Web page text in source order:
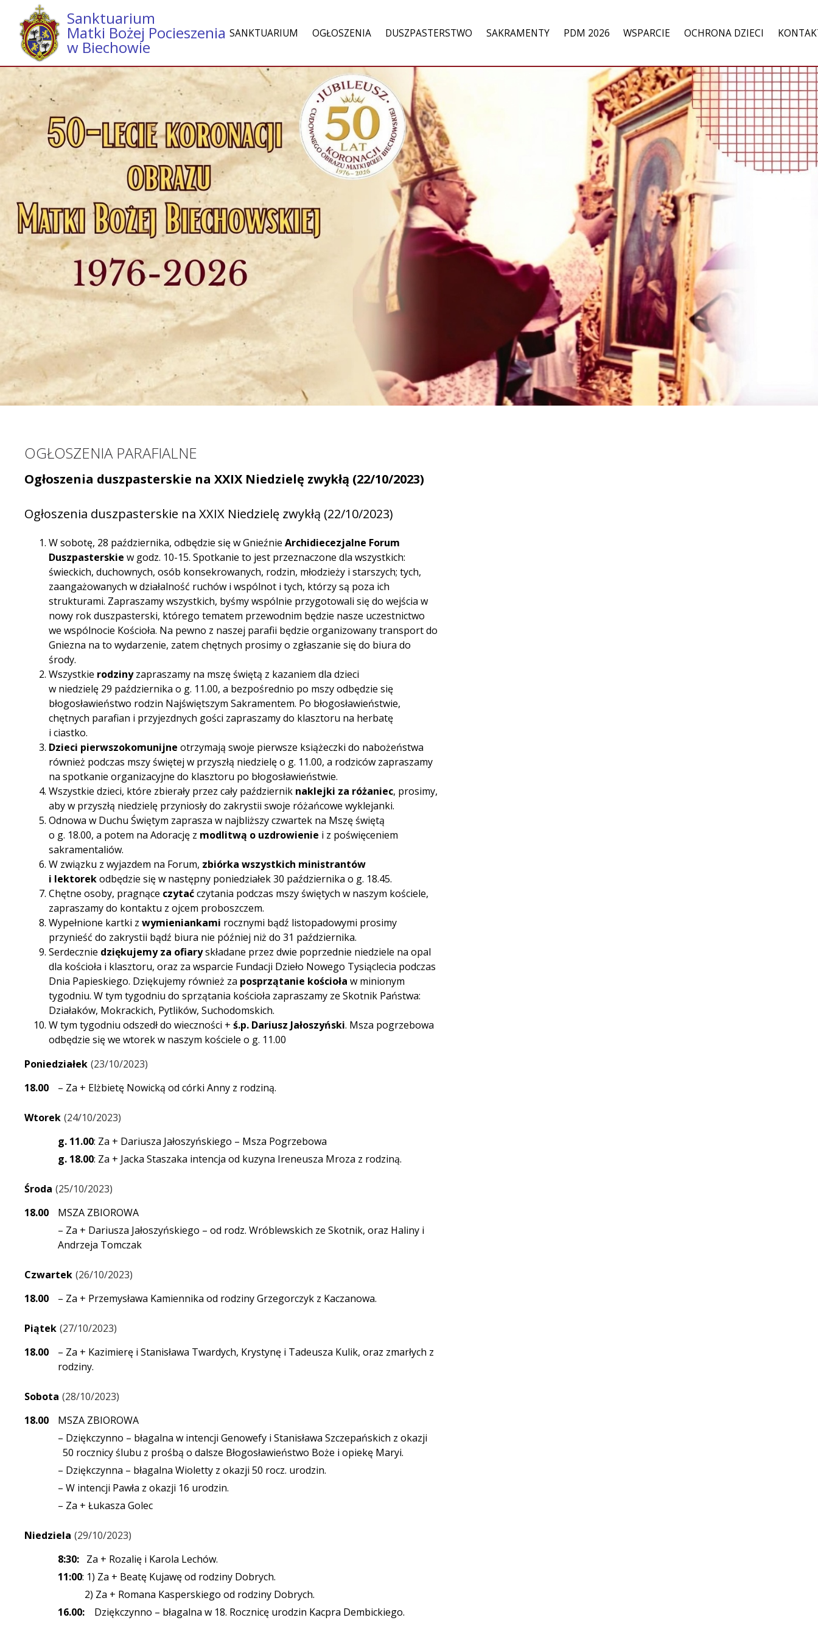
Sanktuarium
Matki Bożej Pocieszenia
w Biechowie
SANKTUARIUM OGŁOSZENIA DUSZPASTERSTWO SAKRAMENTY PDM 2026 WSPARCIE OCHRONA DZIECI
OGŁOSZENIA PARAFIALNE
Ogłoszenia duszpasterskie na XXIX Niedzielę zwykłą (22/10/2023)
Ogłoszenia duszpasterskie na XXIX Niedzielę zwykłą (22/10/2023)
W sobotę, 28 października, odbędzie się w Gnieźnie Archidiecezjalne Forum
Duszpasterskie w godz. 10-15. Spotkanie to jest przeznaczone dla wszystkich:
świeckich, duchownych, osób konsekrowanych, rodzin, młodzieży i starszych; tych,
zaangażowanych w działalność ruchów i wspólnot i tych, którzy są poza ich
strukturami. Zapraszamy wszystkich, byśmy wspólnie przygotowali się do wejścia w
nowy rok duszpasterski, którego tematem przewodnim będzie nasze uczestnictwo
we wspólnocie Kościoła. Na pewno z naszej parafii będzie organizowany transport do
Gniezna na to wydarzenie, zatem chętnych prosimy o zgłaszanie się do biura do
środy.
Wszystkie rodzinyzapraszamy na mszę świętą z kazaniem dla dzieci
w niedzielę 29 października o g. 11.00, a bezpośrednio po mszy odbędzie się
błogosławieństwo rodzin Najświętszym Sakramentem. Po błogosławieństwie,
chętnych parafian i przyjezdnych gości zapraszamy do klasztoru na herbatę
i ciastko.
Dzieci pierwszokomunijne otrzymają swoje pierwsze książeczki do nabożeństwa
również podczas mszy świętej w przyszłą niedzielę o g. 11.00, a rodziców zapraszamy
na spotkanie organizacyjne do klasztoru po błogosławieństwie.
Wszystkie dzieci, które zbierały przez cały październik naklejki za różaniec, prosimy,
aby w przyszłą niedzielę przyniosły do zakrystii swoje różańcowe wyklejanki.
Odnowa w Duchu Świętym zaprasza w najbliższy czwartek na Mszę świętą
o g. 18.00, a potem na Adorację z modlitwą o uzdrowienie i z poświęceniem
sakramentaliów.
W związku z wyjazdem na Forum, zbiórka wszystkich ministrantów
i lektorekodbędzie się w następny poniedziałek 30 października o g. 18.45.
Chętne osoby, pragnące czytaćczytania podczas mszy świętych w naszym kościele,
zapraszamy do kontaktu z ojcem proboszczem.
Wypełnione kartki z wymieniankami rocznymi bądź listopadowymi prosimy
przynieść do zakrystii bądź biura nie później niż do 31 października.
Serdecznie dziękujemy za ofiaryskładane przez dwie poprzednie niedziele na opal
dla kościoła i klasztoru, oraz za wsparcie Fundacji Dzieło Nowego Tysiąclecia podczas
Dnia Papieskiego. Dziękujemy również za posprzątanie kościoła w minionym
tygodniu. W tym tygodniu do sprzątania kościoła zapraszamy ze Skotnik Państwa:
Działaków, Mokrackich, Pytlików, Suchodomskich.
W tym tygodniu odszedł do wieczności + ś.p. Dariusz Jałoszyński. Msza pogrzebowa
odbędzie się we wtorek w naszym kościele o g. 11.00
Poniedziałek 23/10/2023
18.00
– Za + Elżbietę Nowicką od córki Anny z rodziną.
Wtorek 24/10/2023
g. 11.00: Za + Dariusza Jałoszyńskiego – Msza Pogrzebowa
g. 18.00: Za + Jacka Staszaka intencja od kuzyna Ireneusza Mroza z rodziną.
Środa 25/10/2023
18.00
MSZA ZBIOROWA
– Za + Dariusza Jałoszyńskiego – od rodz. Wróblewskich ze Skotnik, oraz Haliny i
Andrzeja Tomczak
Czwartek 26/10/2023
18.00
– Za + Przemysława Kamiennika od rodziny Grzegorczyk z Kaczanowa.
Piątek 27/10/2023
18.00
– Za + Kazimierę i Stanisława Twardych, Krystynę i Tadeusza Kulik, oraz zmarłych z
rodziny.
Sobota 28/10/2023
18.00
MSZA ZBIOROWA
– Dziękczynno – błagalna w intencji Genowefy i Stanisława Szczepańskich z okazji
50 rocznicy ślubu z prośbą o dalsze Błogosławieństwo Boże i opiekę Maryi.
– Dziękczynna – błagalna Wioletty z okazji 50 rocz. urodzin.
– W intencji Pawła z okazji 16 urodzin.
– Za + Łukasza Golec
Niedziela 29/10/2023
8:30: Za + Rozalię i Karola Lechów.
11:00: 1) Za + Beatę Kujawę od rodziny Dobrych.
2) Za + Romana Kasperskiego od rodziny Dobrych.
16.00: Dziękczynno – błagalna w 18. Rocznicę urodzin Kacpra Dembickiego.